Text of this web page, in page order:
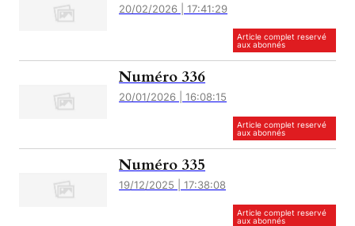
20/02/2026 | 17:41:29
Article complet reservé
aux abonnés
Numéro 336
20/01/2026 | 16:08:15
Article complet reservé
aux abonnés
Numéro 335
19/12/2025 | 17:38:08
Article complet reservé
aux abonnés